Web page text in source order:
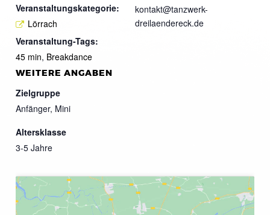
Veranstaltungskategorie:
Lörrach
Veranstaltung-Tags:
45 min, Breakdance
kontakt@tanzwerk-
dreilaendereck.de
WEITERE ANGABEN
Zielgruppe
Anfänger, Mini
Altersklasse
3-5 Jahre